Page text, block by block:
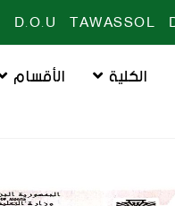
TAWASSOL
D.O.U
الكلية الأقسام